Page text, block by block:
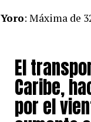
Yoro: Máxima de
El
Caribe,
por el